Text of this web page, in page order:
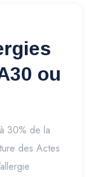
ou
30% de la
des Actes